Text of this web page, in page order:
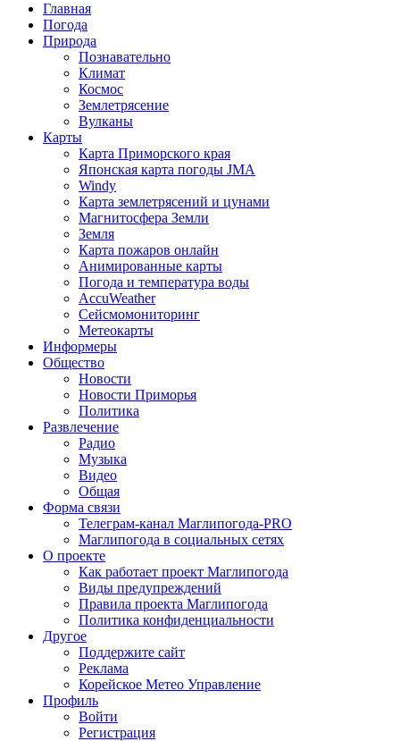
Главная
Погода
Природа
Познавательно
Климат
Космос
Землетрясение
Вулканы
Карты
Карта Приморского края
Японская карта погоды JMA
Windy
Карта землетрясений и цунами
Магнитосфера Земли
Земля
Карта пожаров онлайн
Анимированные карты
Погода и температура воды
AccuWeather
Сейсмомониторинг
Метеокарты
Информеры
Общество
Новости
Новости Приморья
Политика
Развлечение
Радио
Музыка
Видео
Общая
Форма связи
Телеграм-канал Маглипогода-PRO
Маглипогода в социальных сетях
О проекте
Как работает проект Маглипогода
Виды предупреждений
Правила проекта Маглипогода
Политика конфиденциальности
Другое
Поддержите сайт
Реклама
Корейское Метео Управление
Профиль
Войти
Регистрация